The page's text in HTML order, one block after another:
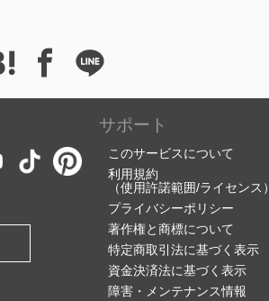
サポート
このサービスについて
利用規約
（使用許諾範囲/ライセンス）
プライバシーポリシー
著作権と商標について
特定商取引法に基づく表示
資金決済法に基づく表示
障害・メンテナンス情報